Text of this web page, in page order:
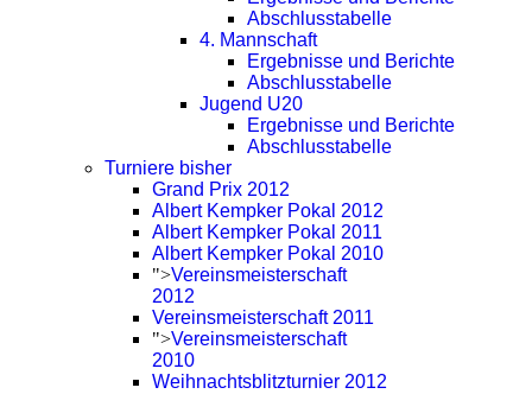
Abschlusstabelle
4. Mannschaft
Ergebnisse und Berichte
Abschlusstabelle
Jugend U20
Ergebnisse und Berichte
Abschlusstabelle
Turniere bisher
Grand Prix 2012
Albert Kempker Pokal 2012
Albert Kempker Pokal 2011
Albert Kempker Pokal 2010
">Vereinsmeisterschaft
2012
Vereinsmeisterschaft 2011
">Vereinsmeisterschaft
2010
Weihnachtsblitzturnier 2012